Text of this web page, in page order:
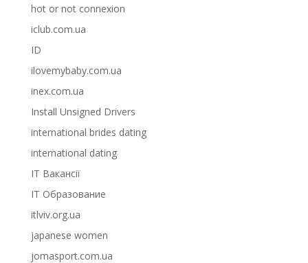
hot or not connexion
iclub.com.ua
ID
ilovemybaby.com.ua
inex.com.ua
Install Unsigned Drivers
international brides dating
international dating
IT Вакансії
IT Образование
itlviv.org.ua
japanese women
jomasport.com.ua